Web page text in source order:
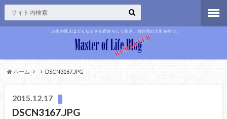
「人生の達人はどんなときも自分らしく生き、自分色の人生を持つ」
ホーム DSCN3167.JPG
2015.12.17
DSCN3167.JPG